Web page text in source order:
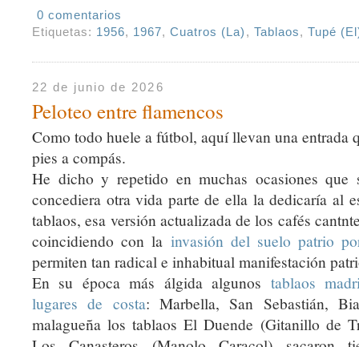
0 comentarios
Etiquetas: 1956, 1967,Cuatros (La) , Tablaos, Tupé
22 de junio de 2026
Peloteo entre flamencos
Como todo huele a fútbol, aquí llevan una entrada
pies a compás.
He dicho y repetido en muchas ocasiones
concediera otra vida parte de ella la dedicaría al
tablaos, esa versión actualizada de los cafés
coincidiendo con la invasión del suelo patrio
permiten tan radical e inhabitual manifestación
En su época más álgida algunos tablaos
lugares de costa: Marbella, San Sebastián,
malagueña los tablaos El Duende (Gitanillo de